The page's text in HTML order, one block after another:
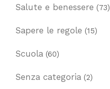
Salute e benessere (73)
Sapere le regole (15)
Scuola (60)
Senza categoria (2)